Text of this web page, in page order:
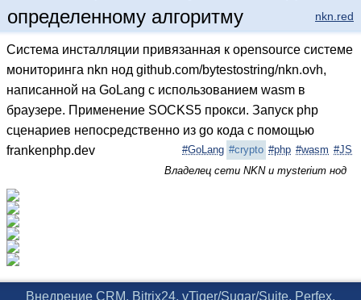
определенному алгоритму
nkn.red
Система инсталляции привязанная к opensource системе
мониторинга nkn нод github.com/bytestostring/nkn.ovh,
написанной на GoLang с использованием wasm в
браузере. Применение SOCKS5 прокси. Запуск php
сценариев непосредственно из go кода с помощью
frankenphp.dev
#GoLang #crypto #php #wasm #JS
Владелец сети NKN и mysterium нод
Внедрение CRM. Bitrix24, vTiger/Sugar/Suite, Perfex,